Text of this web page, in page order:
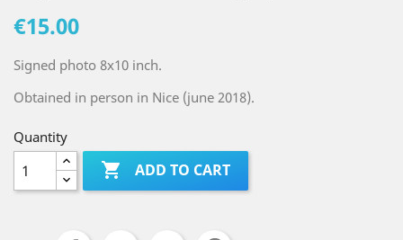
€15.00
Signed photo 8x10 inch.
Obtained in person in Nice (june 2018).
Quantity
 ADD TO CART